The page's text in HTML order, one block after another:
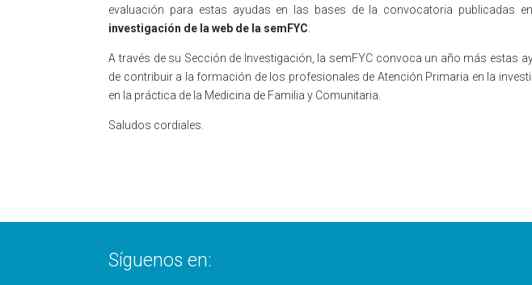
evaluación para estas ayudas en las bases de la convocatoria publicadas
investigación de la web de la semFYC
A través de su Sección de Investigación, la semFYC convoca un año más estas
de contribuir a la formación de los profesionales de Atención Primaria en la
en la práctica de la Medicina de Familia y Comunitaria.
Saludos cordiales.
Síguenos en: